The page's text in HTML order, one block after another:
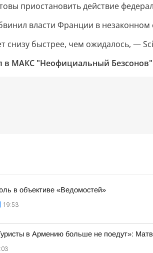
приостановить действие
власти Франции в
снизу быстрее, чем ожидалось, —
в МАКС "Неофициальный Безсонов"
в объективе «Ведомостей»
19:53
в Армению больше не поедут»: